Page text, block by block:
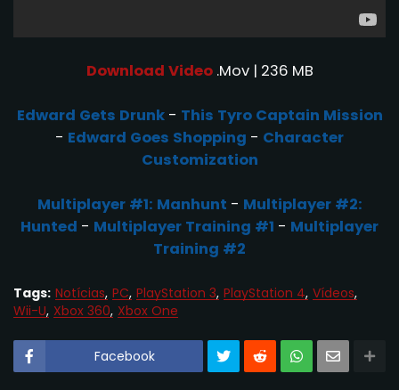
Download Video.Mov | 236 MB
Edward Gets Drunk- This Tyro Captain Mission
- Edward Goes Shopping - Character
Customization
Multiplayer #1: Manhunt - Multiplayer #2:
Hunted - Multiplayer Training #1 - Multiplayer
Training #2
Tags: Notícias PC PlayStation 3 PlayStation 4 Vídeos
Wii-U Xbox 360 Xbox One
Facebook